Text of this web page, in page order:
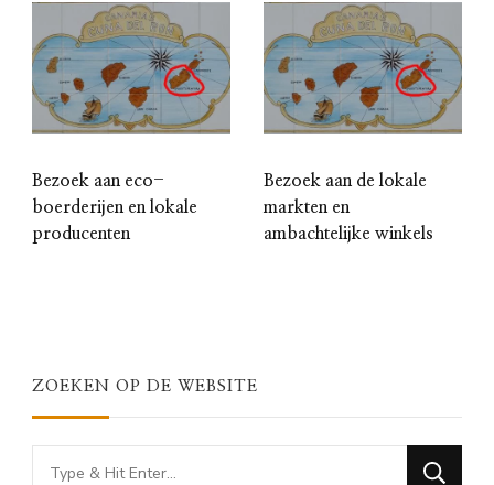
Bezoek aan eco-
boerderijen en lokale
producenten
Bezoek aan de lokale
markten en
ambachtelijke winkels
ZOEKEN OP DE WEBSITE
Looking